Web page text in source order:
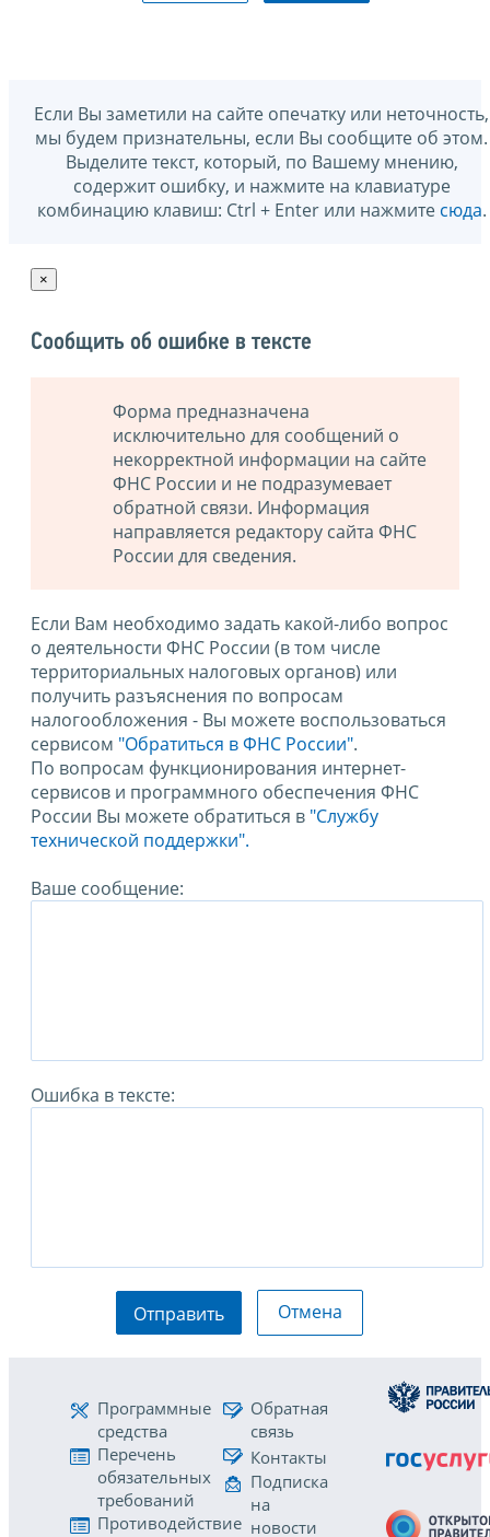
Если Вы заметили на сайте опечатку или неточность,
мы будем признательны, если Вы сообщите об этом.
Выделите текст, который, по Вашему мнению,
содержит ошибку, и нажмите на клавиатуре
комбинацию клавиш: Ctrl + Enter или нажмите сюда.
×
Сообщить об ошибке в тексте
Форма предназначена
исключительно для сообщений о
некорректной информации на сайте
ФНС России и не подразумевает
обратной связи. Информация
направляется редактору сайта ФНС
России для сведения.
Если Вам необходимо задать какой-либо вопрос
о деятельности ФНС России (в том числе
территориальных налоговых органов) или
получить разъяснения по вопросам
налогообложения - Вы можете воспользоваться
сервисом "Обратиться в ФНС России".
По вопросам функционирования интернет-
сервисов и программного обеспечения ФНС
России Вы можете обратиться в "Службу
технической поддержки".
Ваше сообщение:
Ошибка в тексте:
Отправить Отмена
Программные
средства
Перечень
обязательных
требований
Противодействие
Обратная
связь
Контакты
Подписка
на
новости